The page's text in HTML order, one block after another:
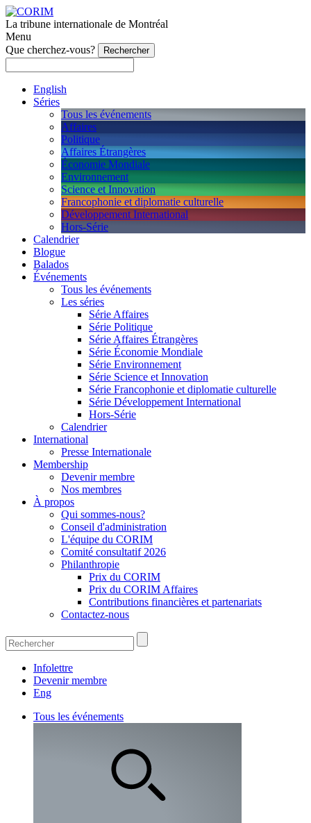
La tribune internationale de Montréal
Menu
Que cherchez-vous?
English
Séries
Tous les événements
Affaires
Politique
Affaires Étrangères
Économie Mondiale
Environnement
Science et Innovation
Francophonie et diplomatie culturelle
Développement International
Hors-Série
Calendrier
Blogue
Balados
Événements
Tous les événements
Les séries
Série Affaires
Série Politique
Série Affaires Étrangères
Série Économie Mondiale
Série Environnement
Série Science et Innovation
Série Francophonie et diplomatie culturelle
Série Développement International
Hors-Série
Calendrier
International
Presse Internationale
Membership
Devenir membre
Nos membres
À propos
Qui sommes-nous?
Conseil d'administration
L'équipe du CORIM
Comité consultatif 2026
Philanthropie
Prix du CORIM
Prix du CORIM Affaires
Contributions financières et partenariats
Contactez-nous
Infolettre
Devenir membre
Eng
Tous les événements